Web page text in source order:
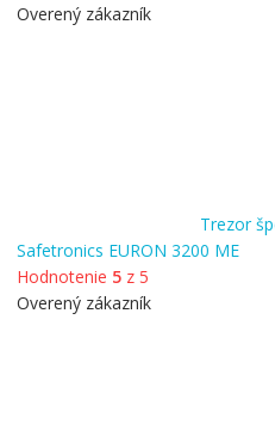
Overený zákazník
Trezor
Safetronics EURON 3200 ME
Hodnotenie 5z 5
Overený zákazník